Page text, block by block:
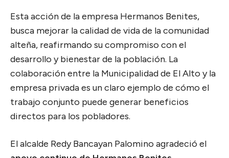
Esta acción de la empresa Hermanos Benites,
busca mejorar la calidad de vida de la comunidad
alteña, reafirmando su compromiso con el
desarrollo y bienestar de la población. La
colaboración entre la Municipalidad de El Alto y la
empresa privada es un claro ejemplo de cómo el
trabajo conjunto puede generar beneficios
directos para los pobladores.
El alcalde Redy Bancayan Palomino agradeció el